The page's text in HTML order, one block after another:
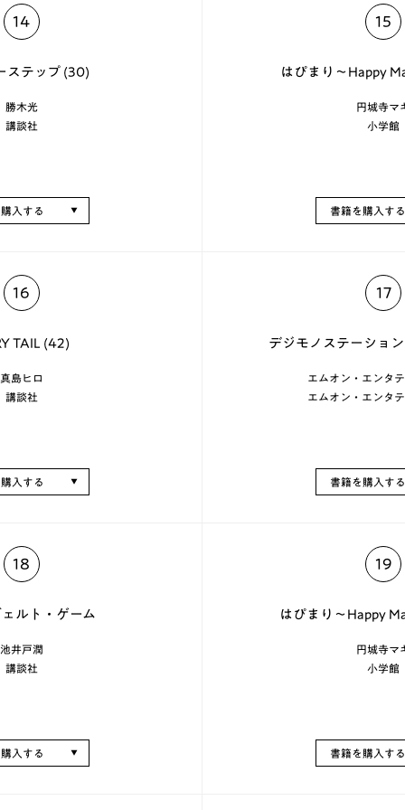
14
ステップ (30)
勝木光
講談社
入する
15
はぴまり～Happy
円城寺マ
小学館
書籍を購入する
16
TAIL (42)
真島ヒロ
講談社
入する
17
デジモノステーショ
エムオン・エンタ
エムオン・エンタ
書籍を購入する
18
ルト・ゲーム
池井戸潤
講談社
入する
19
はぴまり～Happy
円城寺マ
小学館
書籍を購入する